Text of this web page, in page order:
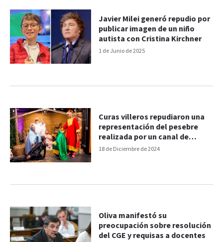
1 de Junio de 2025
Javier Milei generó repudio por
publicar imagen de un niño
autista con Cristina Kirchner
18 de Diciembre de 2024
Curas villeros repudiaron una
representación del pesebre
realizada por un canal de
streaming
Oliva manifestó su
preocupación sobre resolución
del CGE y requisas a docentes